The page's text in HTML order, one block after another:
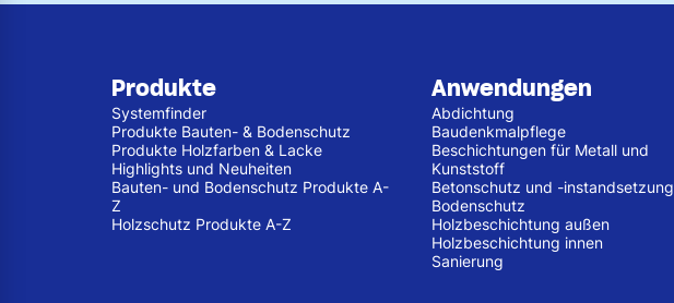
Produkte
Systemfinder
Produkte Bauten- & Bodenschutz
Produkte Holzfarben & Lacke
Highlights und Neuheiten
Bauten- und Bodenschutz Produkte A-
Z
Holzschutz Produkte A-Z
Anwendungen
Abdichtung
Baudenkmalpflege
Beschichtungen für Metall und
Kunststoff
Betonschutz und -instandsetzung
Bodenschutz
Holzbeschichtung außen
Holzbeschichtung innen
Sanierung